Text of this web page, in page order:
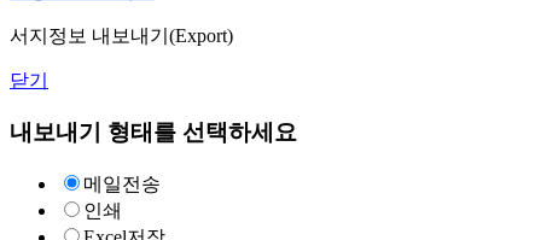
서지정보 내보내기(Export)
닫기
내보내기 형태를 선택하세요
메일전송
인쇄